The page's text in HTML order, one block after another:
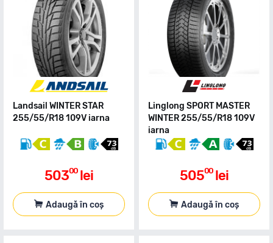
Landsail WINTER STAR
255/55/R18 109V iarna
50300 lei
Adaugă în coș
Linglong SPORT MASTER
WINTER 255/55/R18 109V
iarna
50500 lei
Adaugă în coș